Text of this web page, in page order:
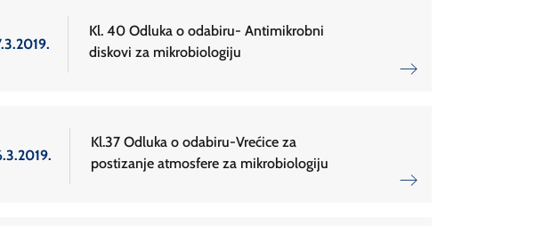
Kl. 40 Odluka o odabiru- Antimikrobni
diskovi za mikrobiologiju
Kl.37 Odluka o odabiru-Vrećice za
postizanje atmosfere za mikrobiologiju